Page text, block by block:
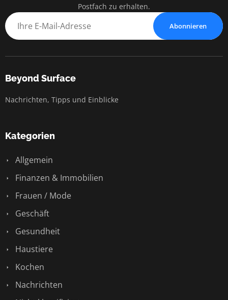
Postfach zu erhalten.
Abonnieren
Beyond Surface
Nachrichten, Tipps und Einblicke
Kategorien
Allgemein
Finanzen & Immobilien
Frauen / Mode
Geschäft
Gesundheit
Haustiere
Kochen
Nachrichten